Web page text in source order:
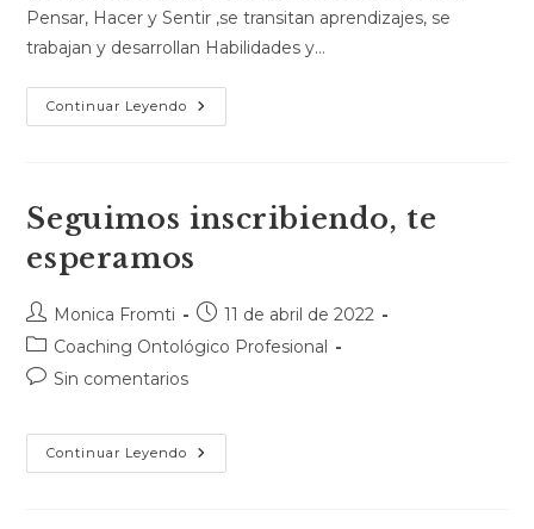
Pensar, Hacer y Sentir ,se transitan aprendizajes, se
trabajan y desarrollan Habilidades y…
Continuar Leyendo
Seguimos inscribiendo, te
esperamos
Monica Fromti
11 de abril de 2022
Coaching Ontológico Profesional
Sin comentarios
Continuar Leyendo